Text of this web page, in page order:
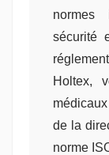
normes
sécurité
Holtex,
de la
norme